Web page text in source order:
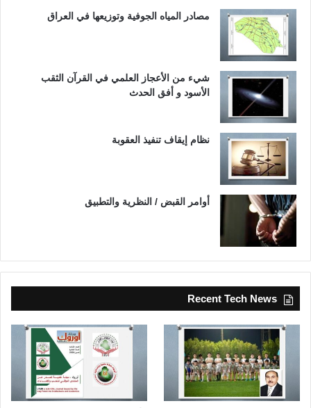
مصادر المياه الجوفية وتوزيعها في العراق
شيء من الأعجاز العلمي في القرآن الثقب
الأسود و أفق الحدث
نظام إيقاف تنفيذ العقوبة
أوامر القبض / النظرية والتطبيق
Recent Tech News